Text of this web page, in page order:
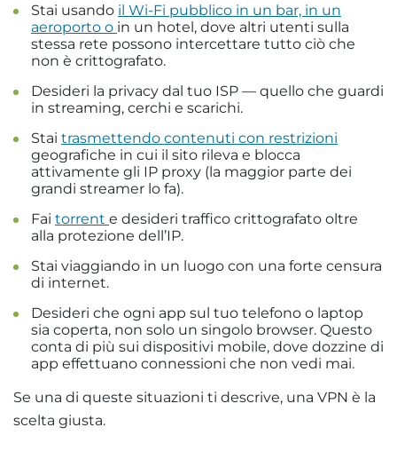
Stai usando il Wi-Fi pubblico in un bar, in un
aeroporto o in un hotel, dove altri utenti sulla
stessa rete possono intercettare tutto ciò che
non è crittografato.
Desideri la privacy dal tuo ISP — quello che guardi
in streaming, cerchi e scarichi.
Stai trasmettendo contenuti con restrizioni
geografiche in cui il sito rileva e blocca
attivamente gli IP proxy (la maggior parte dei
grandi streamer lo fa).
Fai torrent e desideri traffico crittografato oltre
alla protezione dell’IP.
Stai viaggiando in un luogo con una forte censura
di internet.
Desideri che ogni app sul tuo telefono o laptop
sia coperta, non solo un singolo browser. Questo
conta di più sui dispositivi mobile, dove dozzine di
app effettuano connessioni che non vedi mai.
Se una di queste situazioni ti descrive, una VPN è la
scelta giusta.